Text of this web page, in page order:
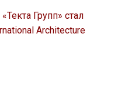
Групп» стал
Architecture